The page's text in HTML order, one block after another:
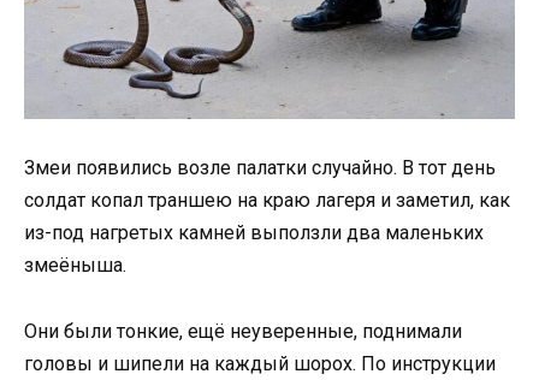
Змеи появились возле палатки случайно. В тот день
солдат копал траншею на краю лагеря и заметил, как
из-под нагретых камней выползли два маленьких
змеёныша.
Они были тонкие, ещё неуверенные, поднимали
головы и шипели на каждый шорох. По инструкции